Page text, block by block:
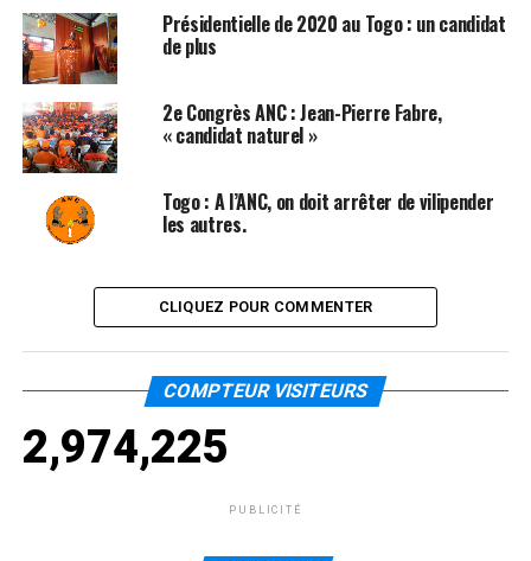
Présidentielle de 2020 au Togo : un candidat
de plus
2e Congrès ANC : Jean-Pierre Fabre,
« candidat naturel »
Togo : A l’ANC, on doit arrêter de vilipender
les autres.
CLIQUEZ POUR COMMENTER
COMPTEUR VISITEURS
2,974,225
PUBLICITÉ